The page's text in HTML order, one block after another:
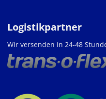
Logistikpartner
Wir versenden in 24-48